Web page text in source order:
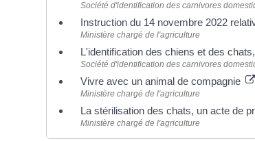
Société d'identification des carnivores
Instruction du 14 novembre 2022
Ministère chargé de l'agriculture
L'identification des chiens et des
Société d'identification des carnivores
Vivre avec un animal de compagnie
Ministère chargé de l'agriculture
La stérilisation des chats, un acte de
Ministère chargé de l'agriculture